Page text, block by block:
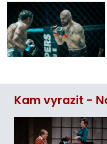
Kam vyrazit -